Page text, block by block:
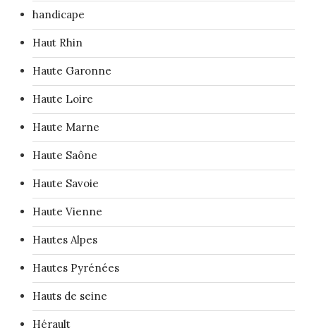
handicape
Haut Rhin
Haute Garonne
Haute Loire
Haute Marne
Haute Saône
Haute Savoie
Haute Vienne
Hautes Alpes
Hautes Pyrénées
Hauts de seine
Hérault